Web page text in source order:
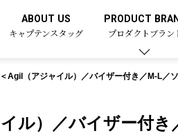
ABOUT US
キャプテンスタッグ
PRODUCT
プロダクトブラン
Agil（アジャイル）／バイザー付き／M-L／
ル）／バイザー付き